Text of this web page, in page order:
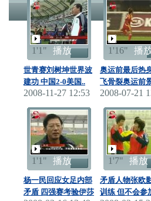
1'1" 播放
世青赛刘树坤世界波
建功 中国2-0美国..
2008-11-27 12:53
1'16" 播
奥运前最后热
飞骨裂奥运前
2008-07-21
1'1" 播放
杨一民回应女足内部
矛盾 四强赛考验伊莎
1'7" 播放
矛盾人物张欧
训练 但不会参